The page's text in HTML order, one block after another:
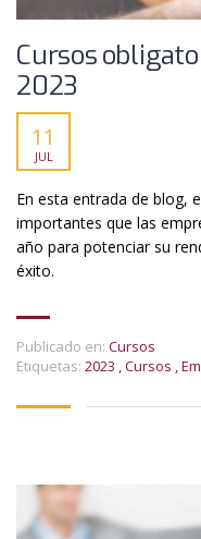
Cursos
2023
11
JUL
En esta entrada de blog,
importantes que las
año para potenciar su
éxito.
Publicado en: Cursos
Etiquetas: 2023 ,Cursos ,